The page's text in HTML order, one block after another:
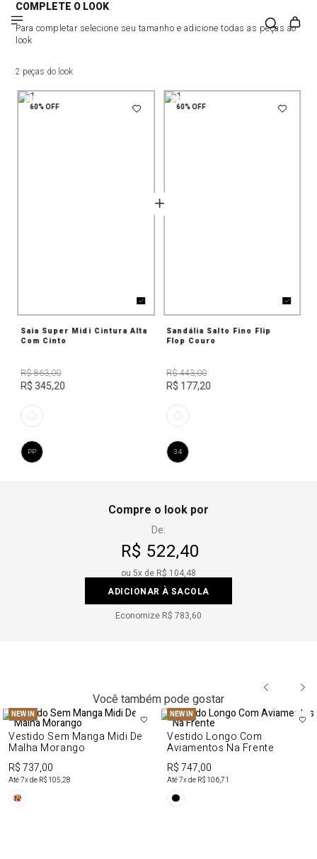
COMPLETE O LOOK
Para completar selecione seu tamanho e adicione todas as peças ao
look
2 peças do look
60%OFF
Saia Super Midi Cintura Alta
Com Cinto
R$ 863,00
R$ 345,20
PP
60%OFF
Sandália Salto Fino Flip
Flop Couro
R$ 443,00
R$ 177,20
34
Compre o look por
De:
R$ 522,40
ou 5x de R$ 104,48
ADICIONAR À SACOLA
Economize R$ 783,60
Você também pode gostar
NEW IN
Vestido Sem Manga Midi De
Malha Morango
R$ 737,00
Até7x de R$ 105,28
NEW IN
Vestido Longo Com
Aviamentos Na Frente
R$ 747,00
Até7x de R$ 106,71